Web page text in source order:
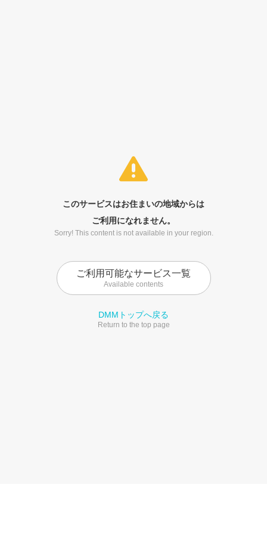
このサービスはお住まいの地域からは
ご利用になれません。
Sorry! This content is not available in your region.
ご利用可能なサービス一覧
Available contents
DMMトップへ戻る
Return to the top page